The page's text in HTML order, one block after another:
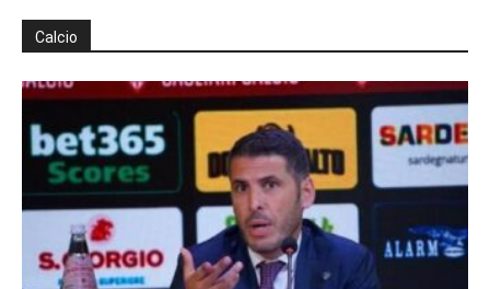
Calcio